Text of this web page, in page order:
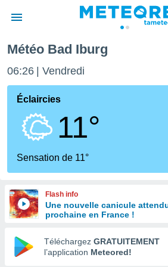
de
en
Météo Bad Iburg
06:26 Vendredi
Éclaircies
11°
Sensation de 11°
Flash info
Une nouvelle canicule
prochaine en France !
Téléchargez GRATUITEMENT
l’application Meteored!